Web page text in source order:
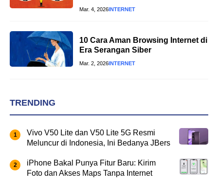
Mar. 4, 2026INTERNET
10 Cara Aman Browsing Internet di
Era Serangan Siber
Mar. 2, 2026INTERNET
TRENDING
Vivo V50 Lite dan V50 Lite 5G Resmi
Meluncur di Indonesia, Ini Bedanya JBers
iPhone Bakal Punya Fitur Baru: Kirim
Foto dan Akses Maps Tanpa Internet